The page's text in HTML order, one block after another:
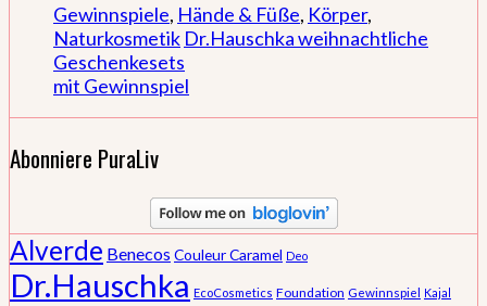
Gewinnspiele, Hände & Füße, Körper,
Naturkosmetik Dr.Hauschka weihnachtliche
Geschenkesets
mit Gewinnspiel
Abonniere PuraLiv
Alverde BenecosCouleur Caramel Deo
Dr.Hauschka EcoCosmetics Foundation Gewinnspiel Kajal